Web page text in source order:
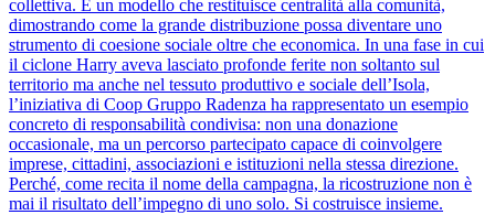
collettiva. È un modello che restituisce centralità alla comunità,
dimostrando come la grande distribuzione possa diventare uno
strumento di coesione sociale oltre che economica. In una fase in cui
il ciclone Harry aveva lasciato profonde ferite non soltanto sul
territorio ma anche nel tessuto produttivo e sociale dell’Isola,
l’iniziativa di Coop Gruppo Radenza ha rappresentato un esempio
concreto di responsabilità condivisa: non una donazione
occasionale, ma un percorso partecipato capace di coinvolgere
imprese, cittadini, associazioni e istituzioni nella stessa direzione.
Perché, come recita il nome della campagna, la ricostruzione non è
mai il risultato dell’impegno di uno solo. Si costruisce insieme.